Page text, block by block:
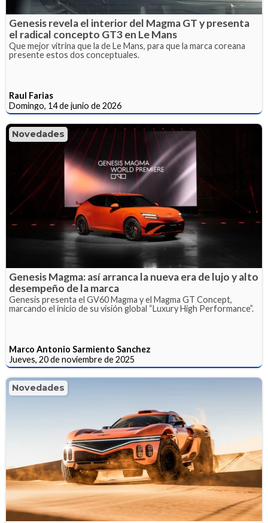
Genesis revela el interior del Magma GT y presenta
el radical concepto GT3 en Le Mans
Que mejor vitrina que la de Le Mans, para que la marca coreana
presente estos dos conceptuales.
Raul Farias
Domingo, 14 de junio de 2026
Novedades
Genesis Magma: así arranca la nueva era de lujo y alto
desempeño de la marca
Genesis presenta el GV60 Magma y el Magma GT Concept,
marcando el inicio de su visión global “Luxury High Performance”.
Marco Antonio Sarmiento Sanchez
Jueves, 20 de noviembre de 2025
Novedades